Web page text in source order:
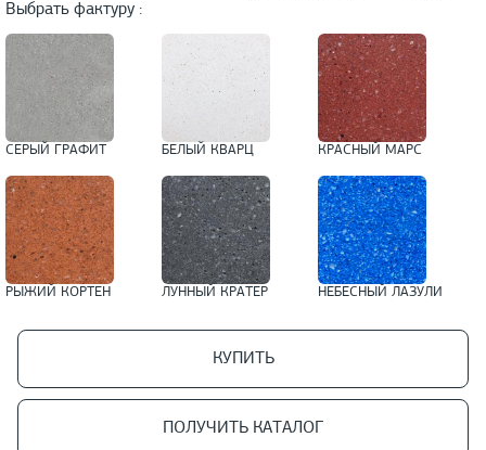
Выбрать фактуру :
СЕРЫЙ ГРАФИТ БЕЛЫЙ КВАРЦ КРАСНЫЙ МАРС
РЫЖИЙ КОРТЕН ЛУННЫЙ КРАТЕР НЕБЕСНЫЙ ЛАЗУЛИ
КУПИТЬ
ПОЛУЧИТЬ КАТАЛОГ